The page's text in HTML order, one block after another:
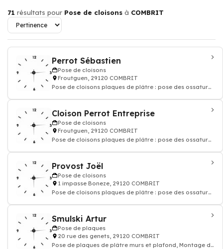
71 résultats pour Pose de cloisons à COMBRIT
Perrot Sébastien
Pose de cloisons
Froutguen, 29120 COMBRIT
Pose de cloisons plaques de plâtre : pose des ossatures
Cloison Perrot Entreprise
Pose de cloisons
Froutguen, 29120 COMBRIT
Pose de cloisons plaques de plâtre : pose des ossatures
Provost Joël
Pose de cloisons
1 impasse Boneze, 29120 COMBRIT
Pose de cloisons plaques de plâtre : pose des ossatures
Smulski Artur
Pose de plaques
20 rue des genets, 29120 COMBRIT
Pose de plaques de plâtre murs et plafond, Montage de